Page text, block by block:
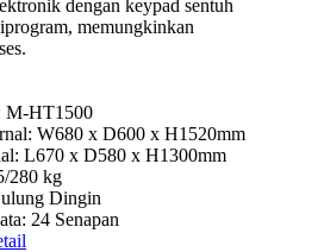
dengan keypad sentuh
memungkinkan
M-HT1500
W680 x D600 x H1520mm
L670 x D580 x H1300mm
280 kg
Dingin
24 Senapan